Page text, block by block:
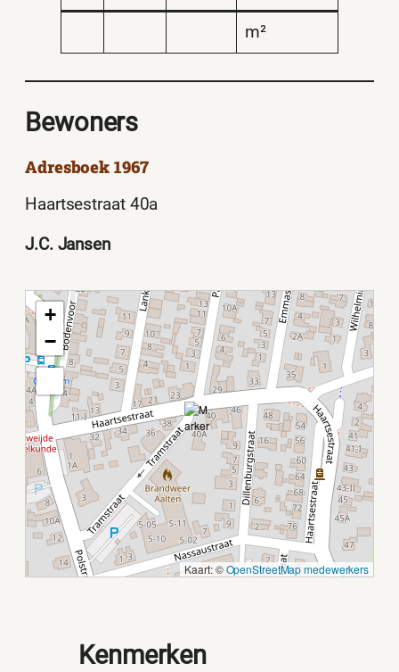
m²
Bewoners
Adresboek 1967
Haartsestraat 40a
J.C. Jansen
+
−
Kaart: ©OpenStreetMap medewerkers
Kenmerken